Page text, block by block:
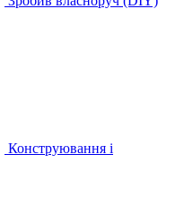
Конструювання і